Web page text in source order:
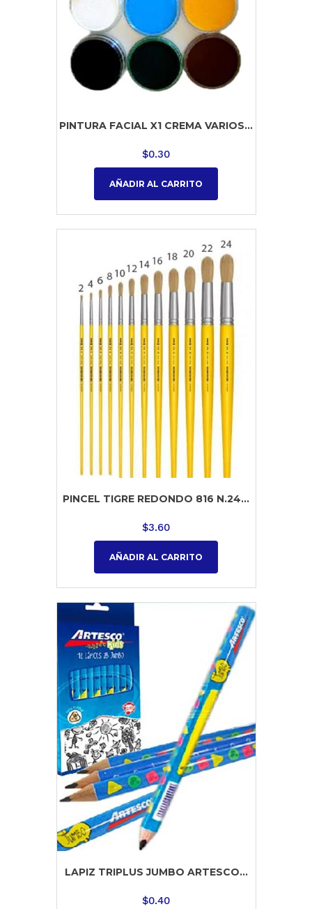
PINTURA FACIAL X1 CREMA VARIOS...
$0.30
AÑADIR AL CARRITO
PINCEL TIGRE REDONDO 816 N.24...
$3.60
AÑADIR AL CARRITO
LAPIZ TRIPLUS JUMBO ARTESCO...
$0.40